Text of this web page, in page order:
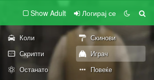
Show Adult Логирај се
Коли
Скинови
Скрипти
Играч
Останато Повеќе